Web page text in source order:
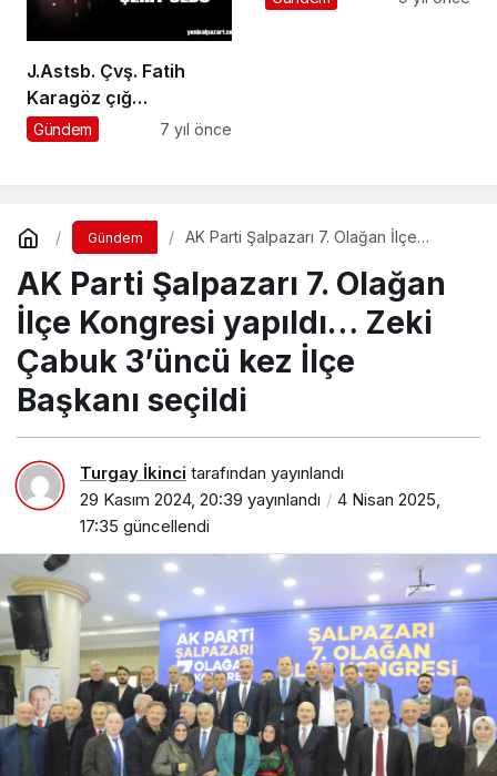
J.Astsb. Çvş. Fatih
Karagöz çığ
felaketinde şehit oldu
Gündem 7 yıl önce
Gündem
AK Parti Şalpazarı 7. Olağan İlçe
kez İlçe Başkanı seçildi
AK Parti Şalpazarı 7. Olağan
İlçe Kongresi yapıldı… Zeki
Çabuk 3’üncü kez İlçe
Başkanı seçildi
Turgay İkinci tarafından yayınlandı
29 Kasım 2024, 20:39 yayınlandı
4 Nisan 2025,
17:35 güncellendi